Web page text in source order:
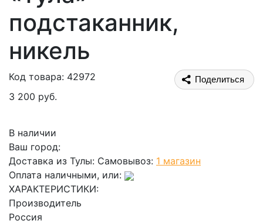
подстаканник,
никель
Код товара: 42972 Поделиться
3 200 руб.
В наличии
Ваш город:
Доставка из Тулы: Самовывоз: 1 магазин
Оплата наличными, или:
ХАРАКТЕРИСТИКИ:
Производитель
Россия